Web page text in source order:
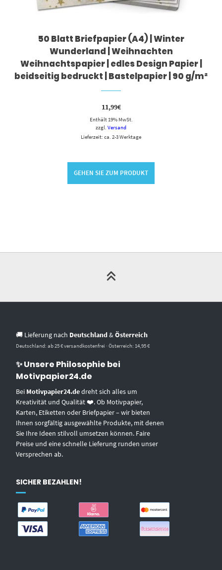
50 Blatt Briefpapier (A4) | Winter
Wunderland | Weihnachten
Weihnachtspapier | edles Design Papier |
beidseitig bedruckt | Bastelpapier | 90 g/m²
11,99€
Enthält 19% MwSt.
zzgl. Versand
Lieferzeit: ca. 2-3 Werktage
GEHEN SIE ZUM PRODUKT
🚚 Lieferung nach Deutschland &Österreich
Deutschland: ab 25 € versandkostenfrei · Österreich: 14,95 €
✨ Unsere Philosophie bei
Motivpapier24.de
Bei Motivpapier24.dedreht sich alles um
Kreativität und Qualität ❤️. Ob Motivpapier,
Karten, Etiketten oder Briefpapier – wir bieten
Ihnen sorgfältig ausgewählte Produkte, mit denen
Sie Ihre Ideen stilvoll umsetzen können. Faire
Preise und eine schnelle Lieferung runden unser
Versprechen ab.
SICHER BEZAHLEN!